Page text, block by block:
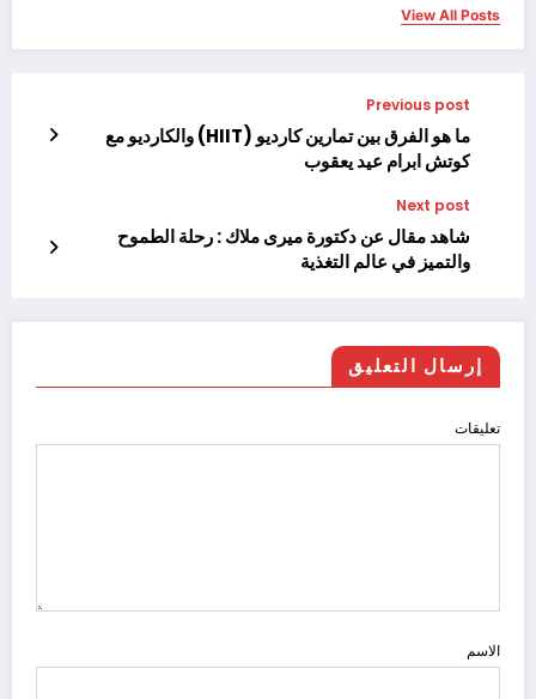
View All Posts
Previous post
ما هو الفرق بين تمارين كارديو (HIIT) والكارديو مع
كوتش ابرام عيد يعقوب
Next post
شاهد مقال عن دكتورة ميرى ملاك : رحلة الطموح
والتميز في عالم التغذية
إرسال التعليق
تعليقات
الاسم